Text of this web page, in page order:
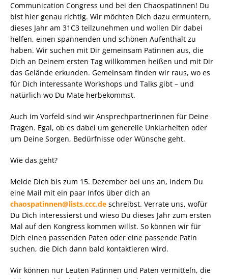
Communication Congress und bei den Chaospatinnen! Du
bist hier genau richtig. Wir möchten Dich dazu ermuntern,
dieses Jahr am 31C3 teilzunehmen und wollen Dir dabei
helfen, einen spannenden und schönen Aufenthalt zu
haben. Wir suchen mit Dir gemeinsam Patinnen aus, die
Dich an Deinem ersten Tag willkommen heißen und mit Dir
das Gelände erkunden. Gemeinsam finden wir raus, wo es
für Dich interessante Workshops und Talks gibt – und
natürlich wo Du Mate herbekommst.
Auch im Vorfeld sind wir Ansprechpartnerinnen für Deine
Fragen. Egal, ob es dabei um generelle Unklarheiten oder
um Deine Sorgen, Bedürfnisse oder Wünsche geht.
Wie das geht?
Melde Dich bis zum 15. Dezember bei uns an, indem Du
eine Mail mit ein paar Infos über dich an
chaospatinnen@lists.ccc.de schreibst. Verrate uns, wofür
Du Dich interessierst und wieso Du dieses Jahr zum ersten
Mal auf den Kongress kommen willst. So können wir für
Dich einen passenden Paten oder eine passende Patin
suchen, die Dich dann bald kontaktieren wird.
Wir können nur Leuten Patinnen und Paten vermitteln, die